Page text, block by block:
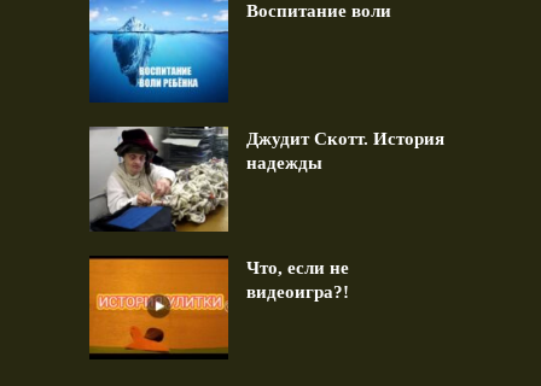
Воспитание воли
Джудит Скотт. История
надежды
Что, если не
видеоигра?!